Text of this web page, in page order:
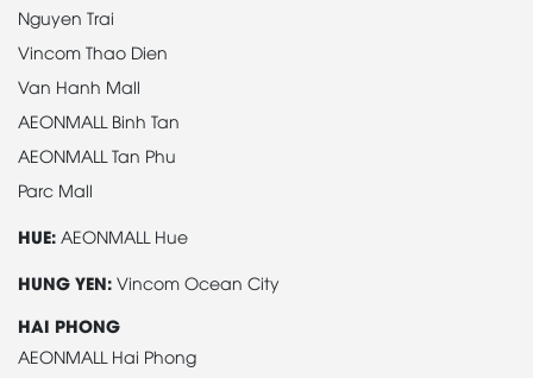
Nguyen Trai
Vincom Thao Dien
Van Hanh Mall
AEONMALL Binh Tan
AEONMALL Tan Phu
Parc Mall
HUE: AEONMALL Hue
HUNG YEN: Vincom Ocean City
HAI PHONG
AEONMALL Hai Phong